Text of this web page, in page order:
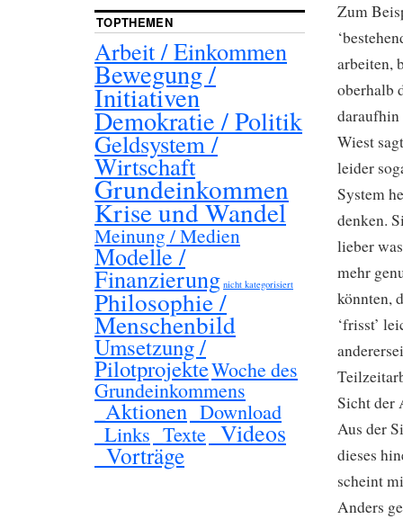
Zum
arbeiten,
oberhalb
daraufhin
Wiest
leider
System
denken.
lieber
mehr
könnten,
‘frisst’
Sicht der
Aus der
dieses
scheint
Anders
TOPTHEMEN
Arbeit / Einkommen
Bewegung /
Initiativen
Demokratie / Politik
Geldsystem /
Wirtschaft
Grundeinkommen
Krise und Wandel
Meinung / Medien
Modelle /
Finanzierung nicht kategorisiert
Philosophie /
Menschenbild
Umsetzung /
PilotprojekteWoche des
Grundeinkommens
_Aktionen _Download
_Links _Texte_Videos
_Vorträge